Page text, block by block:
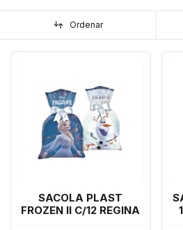
Ordenar
SACOLA PLAST
FROZEN II C/12 REGINA